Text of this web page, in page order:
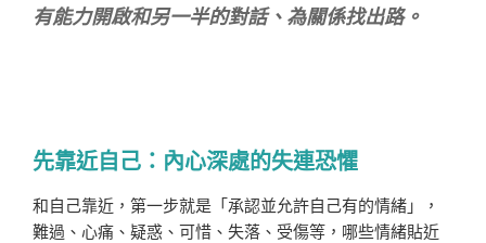
有能力開啟和另一半的對話、為關係找出路。
先靠近自己：內心深處的失連恐懼
和自己靠近，第一步就是「承認並允許自己有的情緒」，
難過、心痛、疑惑、可惜、失落、受傷等，哪些情緒貼近